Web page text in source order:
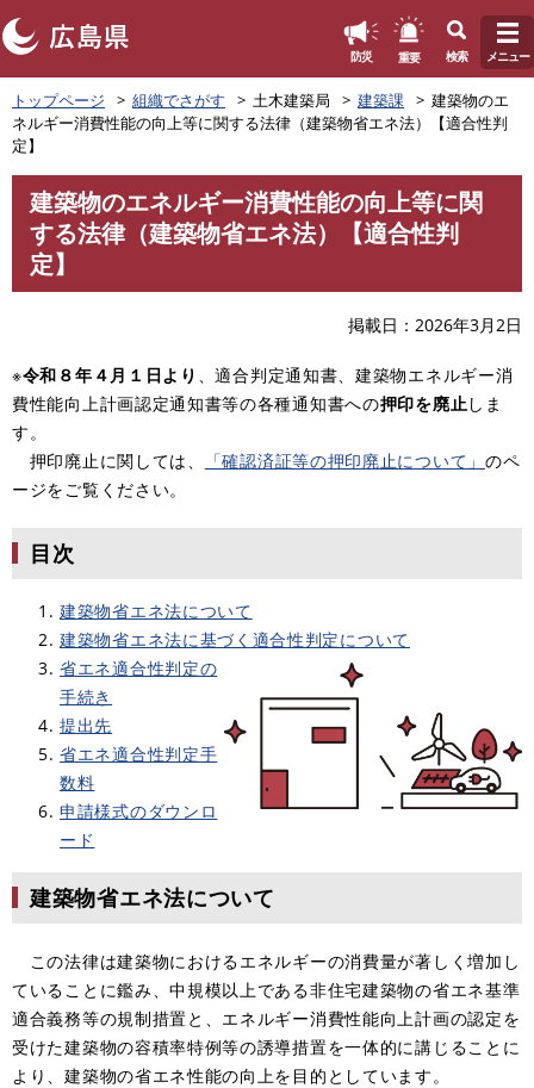
ペ
ー
ジ
の
防災 重要 検索 メニュー
トップページ 組織でさがす 土木建築局 建築課
建築物のエ
ネルギー消費性能の向上等に関する法律（建築物省エネ法）【適合性判
定】
建築物のエネルギー消費性能の向上等に関
する法律（建築物省エネ法）【適合性判
定】
掲載日 2026年3月2日
​※令和８年４月１日より
、適合判定通知書、建築物エネルギー消
費性能向上計画認定通知書等の各種通知書への押印を廃止 しま
す。
押印廃止に関しては、
「確認済証等の押印廃止について」 のペ
ージをご覧ください。
目次
建築物省エネ法について
建築物省エネ法に基づく適合性判定について​
省エネ適合性判定の
手続き
提出先
省エネ適合性判定手
数料
申請様式のダウンロ
ード
建築物省エネ法について
この法律は建築物におけるエネルギーの消費量が著しく増加し
ていることに鑑み、中規模以上である非住宅建築物の省エネ基準
適合義務等の規制措置と、エネルギー消費性能向上計画の認定を
受けた建築物の容積率特例等の誘導措置を一体的に講じることに
より、建築物の省エネ性能の向上を目的としています。